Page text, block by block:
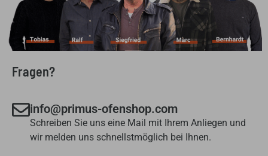
Fragen?
info@primus-ofenshop.com
Schreiben Sie uns eine Mail mit Ihrem Anliegen und
wir melden uns schnellstmöglich bei Ihnen.